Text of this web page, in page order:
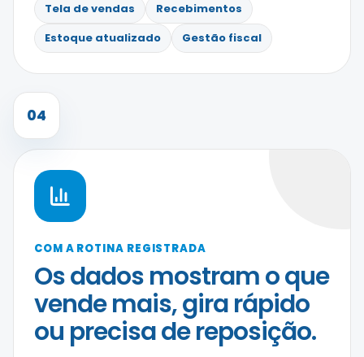
Tela de vendas
Recebimentos
Estoque atualizado
Gestão fiscal
04
COM A ROTINA REGISTRADA
Os dados mostram o que
vende mais, gira rápido
ou precisa de reposição.